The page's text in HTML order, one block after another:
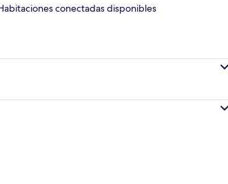
conectadas disponibles